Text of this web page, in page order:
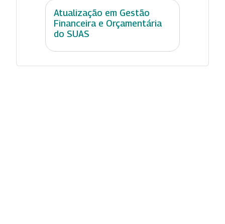
Atualização em Gestão
Financeira e Orçamentária
do SUAS